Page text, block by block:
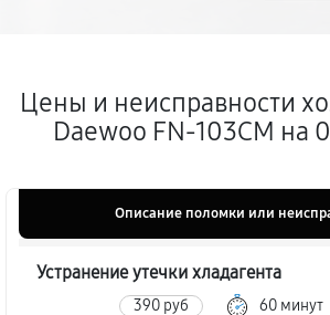
Цены и неисправности
Daewoo FN-103CM на
Описание поломки или
Устранение утечки хладагента
390 руб 60 минут